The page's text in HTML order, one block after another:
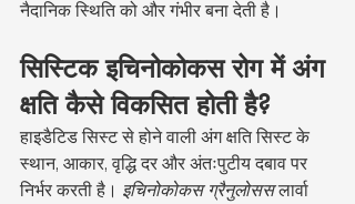
नैदानिक स्थिति को और गंभीर बना देती है।
सिस्टिक इचिनोकोकस रोग में अंग
क्षति कैसे विकसित होती है?
हाइडैटिड सिस्ट से होने वाली अंग क्षति सिस्ट के
स्थान, आकार, वृद्धि दर और अंतःपुटीय दबाव पर
निर्भर करती है। इचिनोकोकस ग्रैनुलोसस लार्वा